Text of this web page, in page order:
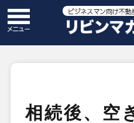
相続後、空